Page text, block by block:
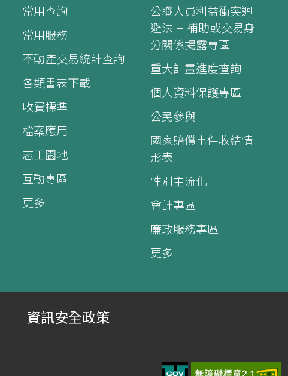
常用查詢
常用服務
不動產交易統計查詢
各類書表下載
收費標準
檔案應用
志工園地
互動專區
更多...
公職人員利益衝突迴
避法 – 補助或交易身
分關係揭露專區
重大計畫進度查詢
個人資料保護專區
公民參與
國家賠償事件收結情
形表
性別主流化
會計專區
廉政服務專區
更多...
資訊安全政策